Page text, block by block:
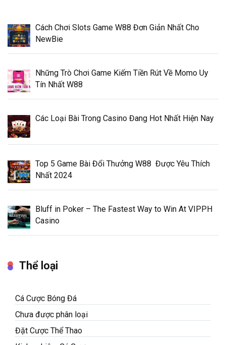
Cách Chơi Slots Game W88 Đơn Giản Nhất Cho
NewBie
Những Trò Chơi Game Kiếm Tiền Rút Về Momo Uy
Tín Nhất W88
Các Loại Bài Trong Casino Đang Hot Nhất Hiện Nay
Top 5 Game Bài Đổi Thưởng W88 Được Yêu Thích
Nhất 2024
Bluff in Poker – The Fastest Way to Win At VIPPH
Casino
Thể loại
Cá Cược Bóng Đá
Chưa được phân loại
Đặt Cược Thể Thao